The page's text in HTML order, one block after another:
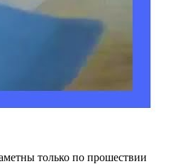
только по прошествии